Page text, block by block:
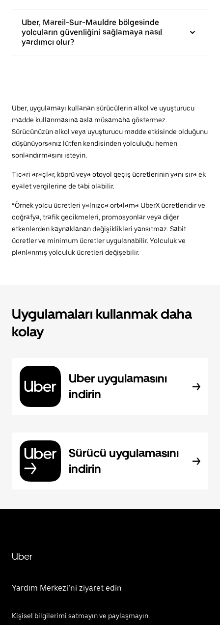
Uber, Mareil-Sur-Mauldre bölgesinde
yolcuların güvenliğini sağlamaya nasıl
yardımcı olur?
Uber, uygulamayı kullanan sürücülerin alkol ve uyuşturucu
madde kullanmasına asla müsamaha göstermez.
Sürücünüzün alkol veya uyuşturucu madde etkisinde olduğunu
düşünüyorsanız lütfen kendisinden yolculuğu hemen
sonlandırmasını isteyin.
Ticari araçlar, köprü veya otoyol geçiş ücretlerinin yanı sıra ek
eyalet vergilerine de tabi olabilir.
*Örnek yolcu ücretleri yalnızca ortalama UberX ücretleridir ve
coğrafya, trafik gecikmeleri, promosyonlar veya diğer
etkenlerden kaynaklanan değişiklikleri yansıtmaz. Sabit
ücretler ve minimum ücretler uygulanabilir. Yolculuk ve
planlanmış yolculuk ücretleri değişebilir.
Uygulamaları kullanmak daha
kolay
Uber uygulamasını
indirin
Sürücü uygulamasını
indirin
Uber
Yardım Merkezi’ni ziyaret edin
Kişisel bilgilerimi satmayın ve paylaşmayın